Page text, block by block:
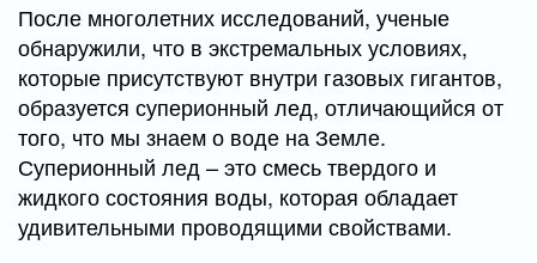
После многолетних исследований, ученые
обнаружили, что в экстремальных условиях,
которые присутствуют внутри газовых гигантов,
образуется суперионный лед, отличающийся от
того, что мы знаем о воде на Земле.
Суперионный лед – это смесь твердого и
жидкого состояния воды, которая обладает
удивительными проводящими свойствами.